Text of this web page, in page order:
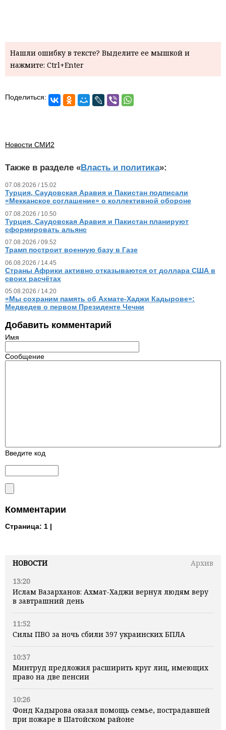
НОВОСТИ
Архив
13:20
Ислам Вазарханов: Ахмат-Хаджи вернул людям веру
в завтрашний день
11:52
Силы ПВО за ночь сбили 397 украинских БПЛА
10:37
Минтруд предложил расширить круг лиц, имеющих
право на две пенсии
10:26
Фонд Кадырова оказал помощь семье, пострадавшей
при пожаре в Шатойском районе
Нашли ошибку в тексте? Выделите ее мышкой и
нажмите: Ctrl+Enter
Поделиться:
Новости СМИ2
Также в разделе «Власть и политика»:
07.08.2026 / 15.02
Турция, Саудовская Аравия и Пакистан подписали
«Мекканское соглашение» о коллективной обороне
07.08.2026 / 10.50
Турция, Саудовская Аравия и Пакистан планируют
сформировать альянс
07.08.2026 / 09.52
Трамп построит военную базу в Газе
06.08.2026 / 14.45
Страны Африки активно отказываются от доллара США в
своих расчётах
05.08.2026 / 14.20
«Мы сохраним память об Ахмате-Хаджи Кадырове»:
Медведев о первом Президенте Чечни
Добавить комментарий
Имя
Сообщение
Введите код
Комментарии
Страница: 1 |